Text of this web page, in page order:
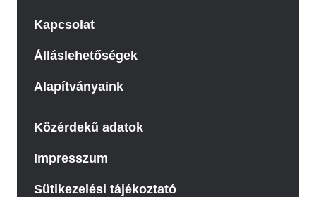
Kapcsolat
Álláslehetőségek
Alapítványaink
Közérdekű adatok
Impresszum
Sütikezelési tájékoztató